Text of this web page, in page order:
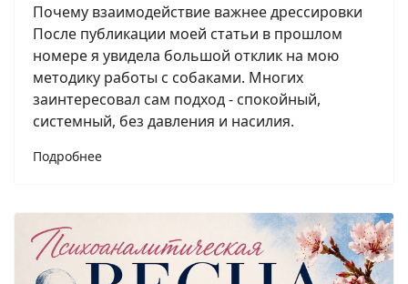
Почему взаимодействие важнее дрессировки
После публикации моей статьи в прошлом
номере я увидела большой отклик на мою
методику работы с собаками. Многих
заинтересовал сам подход - спокойный,
системный, без давления и насилия.
Подробнее